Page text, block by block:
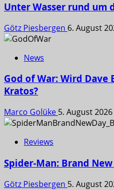
Unter Wasser rund um
Götz Piesbergen 6. August
News
God of War: Wird Dave
Kratos?
Marco Golüke 5. August 2026
Reviews
Spider-Man: Brand
Götz Piesbergen 5. August